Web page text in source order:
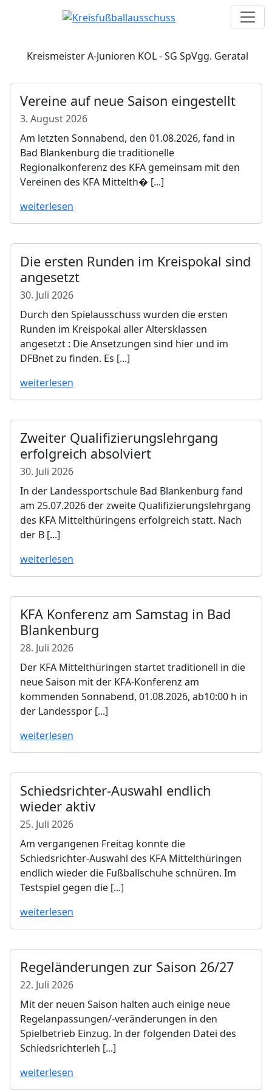
Kreismeister A-Junioren KOL - SG SpVgg. Geratal
Vereine auf neue Saison eingestellt
3. August 2026
Am letzten Sonnabend, den 01.08.2026, fand in
Bad Blankenburg die traditionelle
Regionalkonferenz des KFA gemeinsam mit den
Vereinen des KFA Mittelth� [...]
weiterlesen
Die ersten Runden im Kreispokal sind
angesetzt
30. Juli 2026
Durch den Spielausschuss wurden die ersten
Runden im Kreispokal aller Altersklassen
angesetzt : Die Ansetzungen sind hier und im
DFBnet zu finden. Es [...]
weiterlesen
Zweiter Qualifizierungslehrgang
erfolgreich absolviert
30. Juli 2026
In der Landessportschule Bad Blankenburg fand
am 25.07.2026 der zweite Qualifizierungslehrgang
des KFA Mittelthüringens erfolgreich statt. Nach
der B [...]
weiterlesen
KFA Konferenz am Samstag in Bad
Blankenburg
28. Juli 2026
Der KFA Mittelthüringen startet traditionell in die
neue Saison mit der KFA-Konferenz am
kommenden Sonnabend, 01.08.2026, ab10:00 h in
der Landesspor [...]
weiterlesen
Schiedsrichter-Auswahl endlich
wieder aktiv
25. Juli 2026
Am vergangenen Freitag konnte die
Schiedsrichter-Auswahl des KFA Mittelthüringen
endlich wieder die Fußballschuhe schnüren. Im
Testspiel gegen die [...]
weiterlesen
Regeländerungen zur Saison 26/27
22. Juli 2026
Mit der neuen Saison halten auch einige neue
Regelanpassungen/-veränderungen in den
Spielbetrieb Einzug. In der folgenden Datei des
Schiedsrichterleh [...]
weiterlesen